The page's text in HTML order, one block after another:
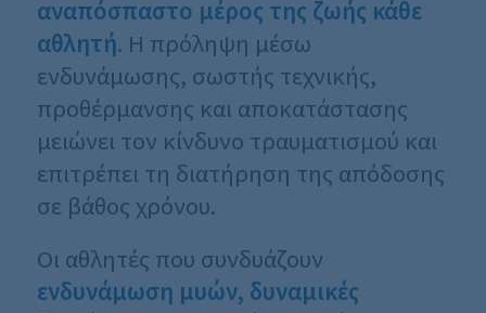
αναπόσπαστο μέρος της ζωής κάθε
αθλητή. Η πρόληψη μέσω
ενδυνάμωσης, σωστής τεχνικής,
προθέρμανσης και αποκατάστασης
μειώνει τον κίνδυνο τραυματισμού και
επιτρέπει τη διατήρηση της απόδοσης
σε βάθος χρόνου.
Οι αθλητές που συνδυάζουν
ενδυνάμωση μυών, δυναμικές